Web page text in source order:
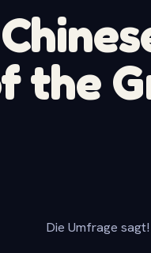
the
Die Umfrage